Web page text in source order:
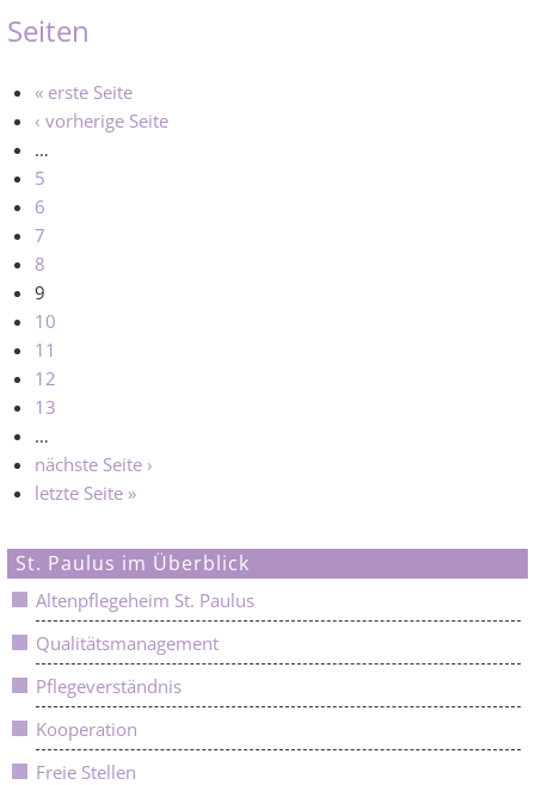
Seiten
« erste Seite
‹ vorherige Seite
…
5
6
7
8
9
10
11
12
13
…
nächste Seite ›
letzte Seite »
St. Paulus im Überblick
Altenpflegeheim St. Paulus
Qualitätsmanagement
Pflegeverständnis
Kooperation
Freie Stellen